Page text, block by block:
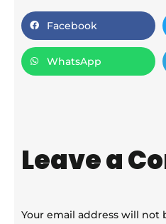
Facebook
WhatsApp
Leave a
Your email address will not